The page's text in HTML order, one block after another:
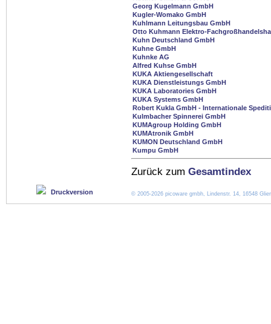
Georg Kugelmann GmbH
Kugler-Womako GmbH
Kuhlmann Leitungsbau GmbH
Otto Kuhmann Elektro-
Kuhn Deutschland GmbH
Kuhne GmbH
Kuhnke AG
Alfred Kuhse GmbH
KUKA Aktiengesellschaft
KUKA Dienstleistungs GmbH
KUKA Laboratories GmbH
KUKA Systems GmbH
Robert Kukla GmbH - Internationale
Kulmbacher Spinnerei GmbH
KUMAgroup Holding GmbH
KUMAtronik GmbH
KUMON Deutschland GmbH
Kumpu GmbH
Zurück zum Gesamtindex
Druckversion © 2005-2026 picoware gmbh, Lindenstr. 14, 16548